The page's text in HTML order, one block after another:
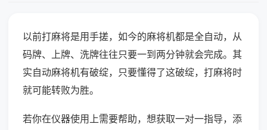
以前打麻将是用手搓，如今的麻将机都是全自动，从
码牌、上牌、洗牌往往只要一到两分钟就会完成。其
实自动麻将机有破绽，只要懂得了这破绽，打麻将时
就可能转败为胜。
若你在仪器使用上需要帮助，想获取一对一指导，添